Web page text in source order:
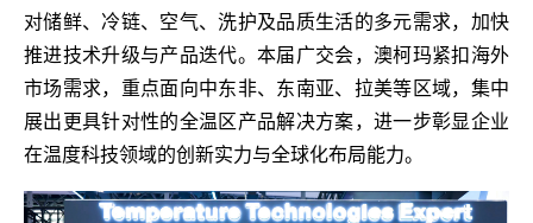
对储鲜、冷链、空气、洗护及品质生活的多元需求，加快
推进技术升级与产品迭代。本届广交会，澳柯玛紧扣海外
市场需求，重点面向中东非、东南亚、拉美等区域，集中
展出更具针对性的全温区产品解决方案，进一步彰显企业
在温度科技领域的创新实力与全球化布局能力。